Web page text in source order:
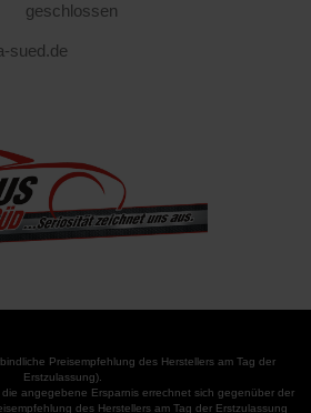
geschlossen
sued.de
Preisempfehlung des Herstellers am Tag der
Erstzulassung).
angegebene Ersparnis errechnet sich gegenüber der
des Herstellers am Tag der Erstzulassung